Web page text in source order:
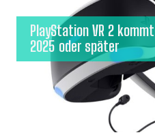
PlayStation VR 2
2025 oder später